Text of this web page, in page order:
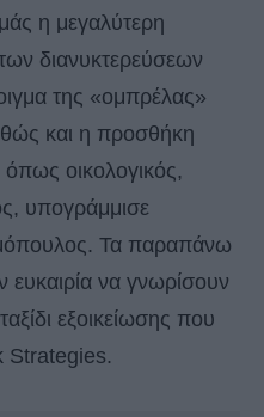
η μεγαλύτερη
διανυκτερεύσεων
της «ομπρέλας»
και η προσθήκη
οικολογικός,
υπογράμμισε
Τα παραπάνω
ευκαιρία να γνωρίσουν
εξοικείωσης που
Strategies.